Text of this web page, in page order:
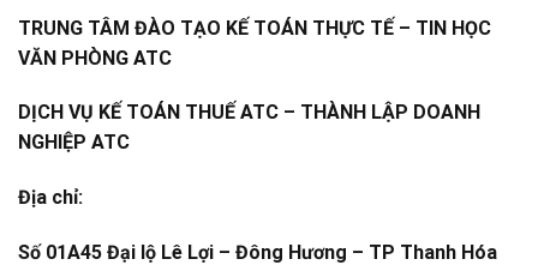
TRUNG TÂM ĐÀO TẠO KẾ TOÁN THỰC TẾ – TIN HỌC
VĂN PHÒNG ATC
DỊCH VỤ KẾ TOÁN THUẾ ATC – THÀNH LẬP DOANH
NGHIỆP ATC
Địa chỉ:
Số 01A45 Đại lộ Lê Lợi – Đông Hương – TP Thanh Hóa